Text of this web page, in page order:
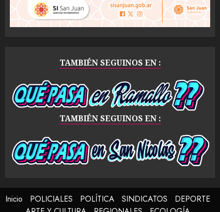
TAMBIÉN SEGUINOS EN :
TAMBIÉN SEGUINOS EN :
Inicio POLICIALES POLÍTICA SINDICATOS
DEPORTE